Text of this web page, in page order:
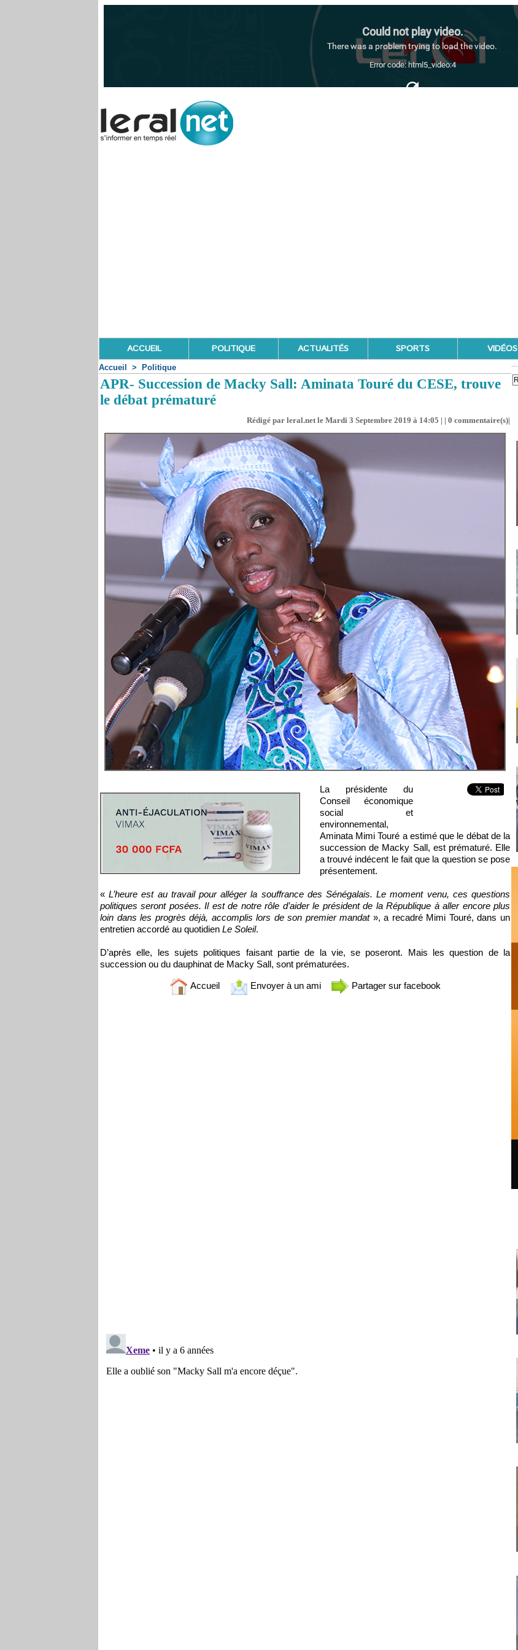
ACCUEIL POLITIQUE ACTUALITÉS SPORTS VIDÉOS
Accueil > Politique
APR- Succession de Macky Sall: Aminata Touré du CESE, trouve
le débat prématuré
Rédigé par leral.net le Mardi 3 Septembre 2019 à 14:05 | | 0 commentaire(s)|
La présidente du
Conseil économique
social et
environnemental,
Aminata Mimi Touré a estimé que le débat de la
succession de Macky Sall, est prématuré. Elle
a trouvé indécent le fait que la question se pose
présentement.
«L’heure est au travail pour alléger la souffrance des Sénégalais. Le moment venu, ces questions
politiques seront posées. Il est de notre rôle d’aider le président de la République à aller encore plus
loin dans les progrès déjà, accomplis lors de son premier mandat », a recadré Mimi Touré, dans un
entretien accordé au quotidien Le Soleil.
D’après elle, les sujets politiques faisant partie de la vie, se poseront. Mais les question de la
succession ou du dauphinat de Macky Sall, sont prématurées.
Accueil Envoyer à un ami Partager sur facebook